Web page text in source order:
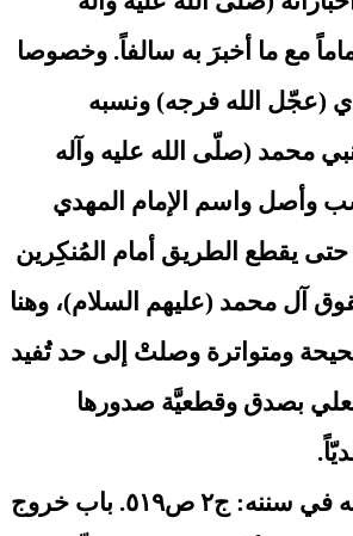
مع ما أخبرَ به سالفاً. وخصوصا
(عجّل الله فرجه) ونسبه
محمد (صلّى الله عليه وآله
وأصل واسم الإمام المهدي
يقطع الطريق أمام المُنكِرين
آل محمد (عليهم السلام)، وهنا
ومتواترة وصلتْ إلى حد تُفيد
بصدق وقطعيَّة صدورها
فمثلاً ذكر ابن ماجه في سننه: ج٢ ص٥١٩. باب خروج